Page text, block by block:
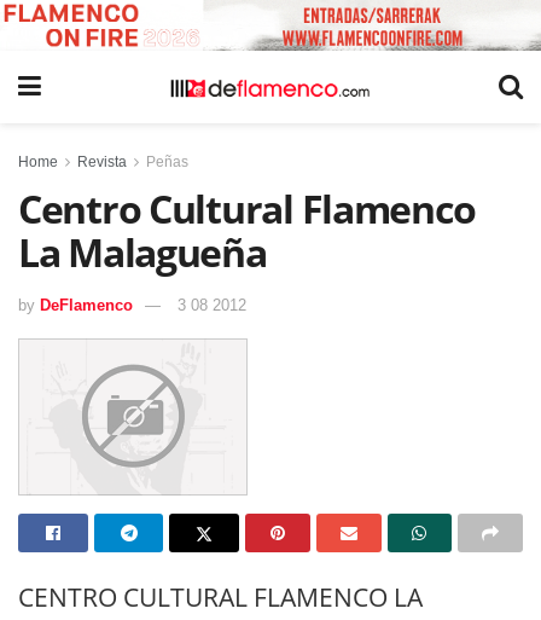
Home Revista Peñas
Centro Cultural Flamenco
La Malagueña
by DeFlamenco 3 08 2012
CENTRO CULTURAL FLAMENCO LA